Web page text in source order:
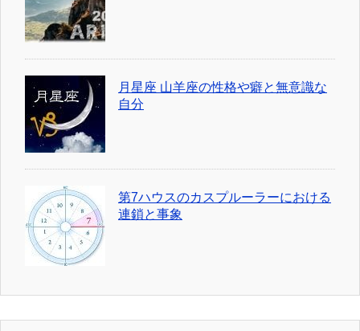
月星座 山羊座の性格や癖と無意識な
自分
第7ハウスのカスプルーラーにおける
連鎖と事象